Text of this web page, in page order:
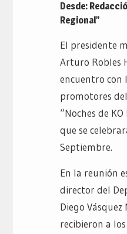
Desde:
Regional”
El presidente
Arturo Robles
encuentro con
promotores
“Noches de
que se
Septiembre.
En la reunión
director del
Diego
recibieron a